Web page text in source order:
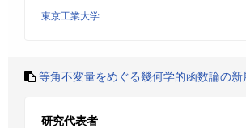
東京工業大学
等角不変量をめぐる幾何学的函数論の新
研究代表者